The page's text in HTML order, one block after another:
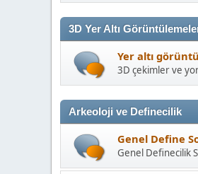
3D Yer Altı
Yer altı
3D çekimler ve
Arkeoloji ve Definecilik
Genel Define
Genel Definecilik